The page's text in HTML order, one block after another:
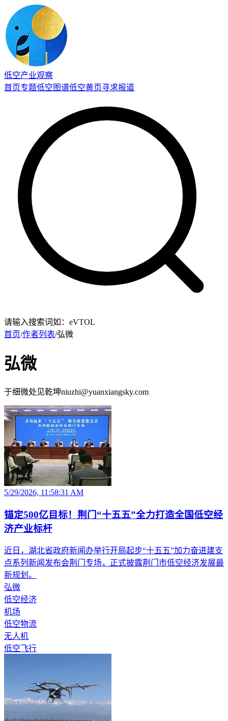
低空产业观察
首页专题低空图谱低空黄页寻求报道
请输入搜索词如：eVTOL
首页/作者列表/弘微
弘微
于细微处见乾坤niuzhi@yuanxiangsky.com
5/29/2026, 11:58:31 AM
锚定500亿目标！荆门“十五五”全力打造全国低空经
济产业标杆
近日，湖北省政府新闻办举行开局起步“十五五”加力奋进建支
点系列新闻发布会荆门专场，正式披露荆门市低空经济发展最
新规划。
弘微
低空经济
机场
低空物流
无人机
低空飞行